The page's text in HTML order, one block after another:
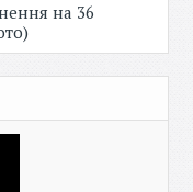
на 36